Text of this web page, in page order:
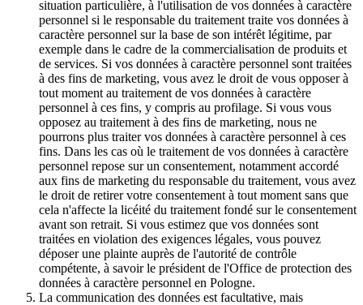
situation particulière, à l'utilisation de vos données à caractère
personnel si le responsable du traitement traite vos données à
caractère personnel sur la base de son intérêt légitime, par
exemple dans le cadre de la commercialisation de produits et
de services. Si vos données à caractère personnel sont traitées
à des fins de marketing, vous avez le droit de vous opposer à
tout moment au traitement de vos données à caractère
personnel à ces fins, y compris au profilage. Si vous vous
opposez au traitement à des fins de marketing, nous ne
pourrons plus traiter vos données à caractère personnel à ces
fins. Dans les cas où le traitement de vos données à caractère
personnel repose sur un consentement, notamment accordé
aux fins de marketing du responsable du traitement, vous avez
le droit de retirer votre consentement à tout moment sans que
cela n'affecte la licéité du traitement fondé sur le consentement
avant son retrait. Si vous estimez que vos données sont
traitées en violation des exigences légales, vous pouvez
déposer une plainte auprès de l'autorité de contrôle
compétente, à savoir le président de l'Office de protection des
données à caractère personnel en Pologne.
La communication des données est facultative, mais